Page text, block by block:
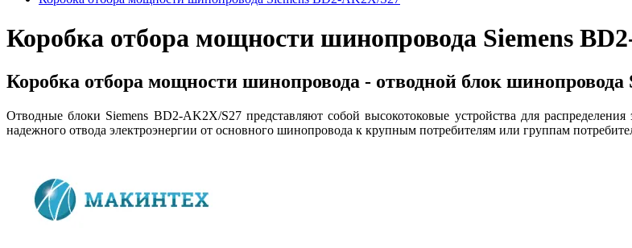
Коробка отбора мощности шинопровода Siemens
Коробка отбора мощности шинопровода - отводной блок шинопровода
Отводные блоки Siemens BD2-AK2X/S27 представляют собой высокотоковые устройства для
надежного отвода электроэнергии от основного шинопровода к крупным потребителям или группам